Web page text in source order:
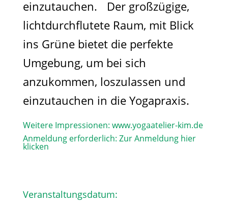
einzutauchen. Der großzügige,
lichtdurchflutete Raum, mit Blick
ins Grüne bietet die perfekte
Umgebung, um bei sich
anzukommen, loszulassen und
einzutauchen in die Yogapraxis.
Weitere Impressionen: www.yogaatelier-kim.de​
Anmeldung erforderlich: Zur Anmeldung hier
klicken
Veranstaltungsdatum: